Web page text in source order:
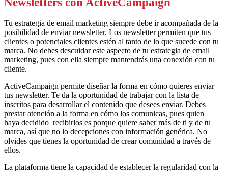
Tu estrategia de email marketing siempre debe ir acompañada de la
posibilidad de enviar newsletter. Los newsletter permiten que tus
clientes o potenciales clientes estén al tanto de lo que sucede con tu
marca. No debes descuidar este aspecto de tu estrategia de email
marketing, pues con ella siempre mantendrás una conexión con tu
cliente.
ActiveCampaign permite diseñar la forma en cómo quieres enviar
tus newsletter. Te da la oportunidad de trabajar con la lista de
inscritos para desarrollar el contenido que desees enviar. Debes
prestar atención a la forma en cómo los comunicas, pues quien
haya decidido recibirlos es porque quiere saber más de ti y de tu
marca, así que no lo decepciones con información genérica. No
olvides que tienes la oportunidad de crear comunidad a través de
ellos.
La plataforma tiene la capacidad de establecer la regularidad con la